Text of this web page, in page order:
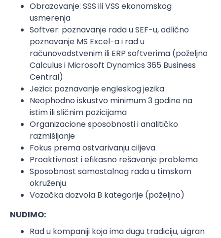
Obrazovanje: SSS ili VSS ekonomskog
usmerenja
Softver: poznavanje rada u SEF-u, odlično
poznavanje MS Excel-a i rad u
računovodstvenim ili ERP softverima (poželjno
Calculus i Microsoft Dynamics 365 Business
Central)
Jezici: poznavanje engleskog jezika
Neophodno iskustvo minimum 3 godine na
istim ili sličnim pozicijama
Organizacione sposobnosti i analitičko
razmišljanje
Fokus prema ostvarivanju ciljeva
Proaktivnost i efikasno rešavanje problema
Sposobnost samostalnog rada u timskom
okruženju
Vozačka dozvola B kategorije (poželjno)
NUDIMO:
Rad u kompaniji koja ima dugu tradiciju, uigran